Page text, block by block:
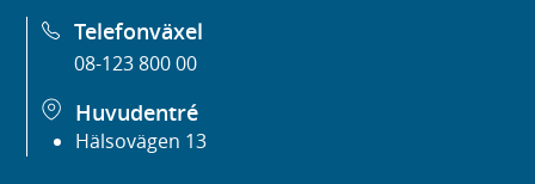
Telefonväxel
08-123 800 00
Huvudentré
Hälsovägen 13